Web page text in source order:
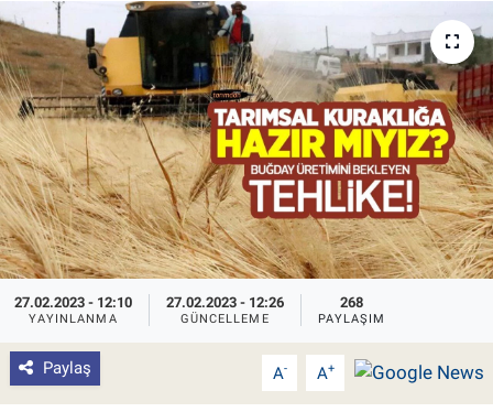
27.02.2023 - 12:10
YAYINLANMA
27.02.2023 - 12:26
GÜNCELLEME
268
PAYLAŞIM
Paylaş A- A+
Pankobirlik
Et fiyatları
Tarım Bilgisi
Yetiştirici Soruyor
Dünyada Tarım
Üretici Birlikleri
Şeker ve Şekerli Mamüller